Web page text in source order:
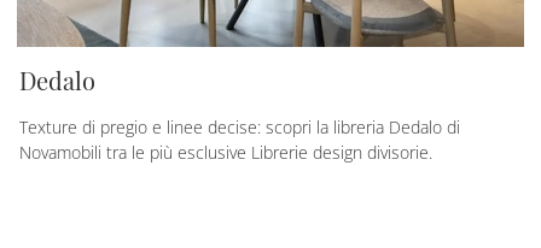
Dedalo
Texture di pregio e linee decise: scopri la libreria Dedalo di
Novamobili tra le più esclusive Librerie design divisorie.